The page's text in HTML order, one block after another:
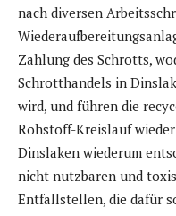
nach diversen
Zahlung des Schrotts,
Schrotthandels in
wird, und führen die
Rohstoff-Kreislauf
Dinslaken wiederum
nicht nutzbaren und
Entfallstellen, die dafür